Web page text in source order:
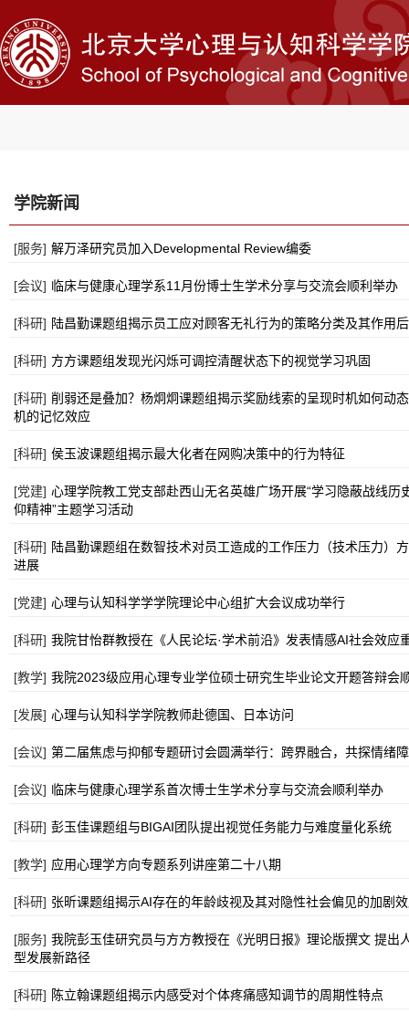
学院新闻
[服务] 解万泽研究员加入Developmental Review编委
[会议] 临床与健康心理学系11月份博士生学术分享与交流会顺利举办
[科研] 陆昌勤课题组揭示员工应对顾客无礼行为的策略分类及其作用
[科研] 方方课题组发现光闪烁可调控清醒状态下的视觉学习巩固
[科研] 削弱还是叠加？杨炯炯课题组揭示奖励线索的呈现时机如何动
机的记忆效应
[科研] 侯玉波课题组揭示最大化者在网购决策中的行为特征
[党建] 心理学院教工党支部赴西山无名英雄广场开展“学习隐蔽战线历
仰精神”主题学习活动
[科研] 陆昌勤课题组在数智技术对员工造成的工作压力（技术压力）
进展
[党建] 心理与认知科学学学院理论中心组扩大会议成功举行
[科研] 我院甘怡群教授在《人民论坛·学术前沿》发表情感AI社会效应
[教学] 我院2023级应用心理专业学位硕士研究生毕业论文开题答辩会
[发展] 心理与认知科学学院教师赴德国、日本访问
[会议] 第二届焦虑与抑郁专题研讨会圆满举行：跨界融合，共探情绪
[会议] 临床与健康心理学系首次博士生学术分享与交流会顺利举办
[科研] 彭玉佳课题组与BIGAI团队提出视觉任务能力与难度量化系统
[教学] 应用心理学方向专题系列讲座第二十八期
[科研] 张昕课题组揭示AI存在的年龄歧视及其对隐性社会偏见的加剧
[服务] 我院彭玉佳研究员与方方教授在《光明日报》理论版撰文 提出
型发展新路径
[科研] 陈立翰课题组揭示内感受对个体疼痛感知调节的周期性特点